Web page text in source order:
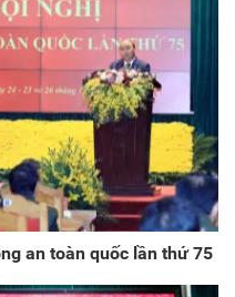
an toàn quốc lần thứ 75